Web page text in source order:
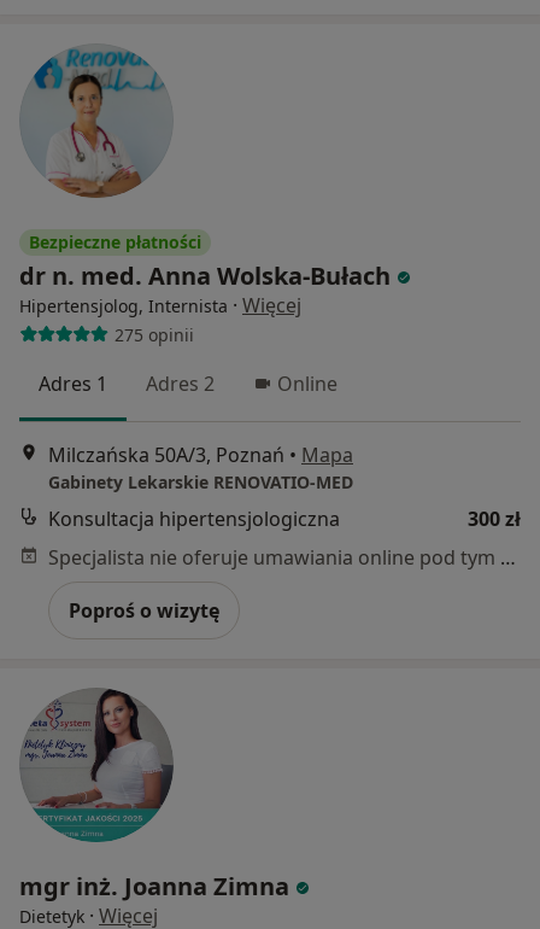
Bezpieczne płatności
dr n. med. Anna Wolska-Bułach
Hipertensjolog, Internista · Więcej
275 opinii
Adres 1 Adres 2 Online
Milczańska 50A/3, Poznań • Mapa
Gabinety Lekarskie RENOVATIO-MED
Konsultacja hipertensjologiczna
300 zł
Specjalista nie oferuje umawiania online pod tym adresem.
Poproś o wizytę
mgr inż. Joanna Zimna
Dietetyk · Więcej